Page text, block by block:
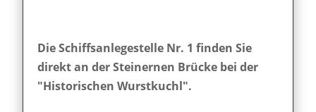
Die Schiffsanlegestelle Nr. 1 finden Sie
direkt an der Steinernen Brücke bei der
"Historischen Wurstkuchl".